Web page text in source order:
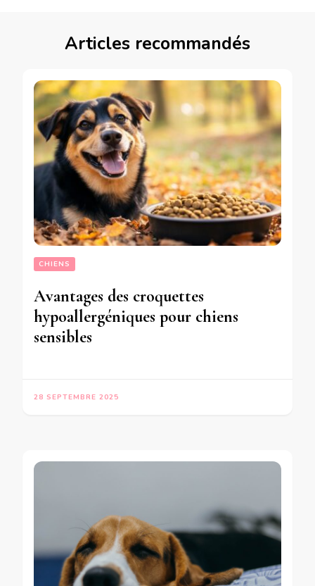
Articles recommandés
CHIENS
Avantages des croquettes
hypoallergéniques pour chiens
sensibles
28 SEPTEMBRE 2025